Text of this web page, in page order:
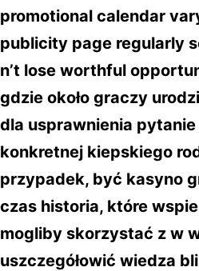
promotional calendar
publicity page regularly
n’t lose worthful
gdzie około graczy
dla usprawnienia
konkretnej kiepskiego
przypadek, być kasyno
czas historia, które
mogliby skorzystać z w
uszczegółowić wiedza